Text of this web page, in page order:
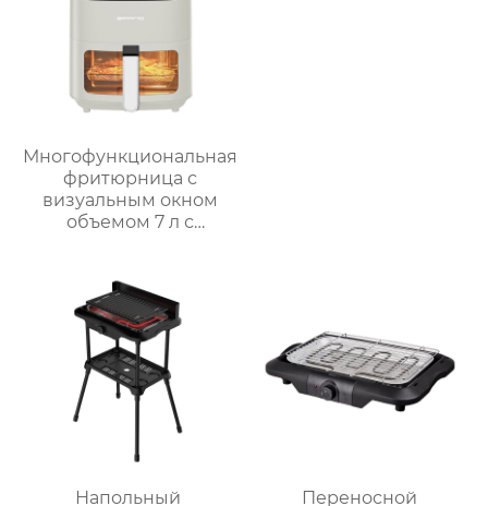
Многофункциональная
фритюрница с
визуальным окном
объемом 7 л с
– серия GSE038
Напольный
Переносной